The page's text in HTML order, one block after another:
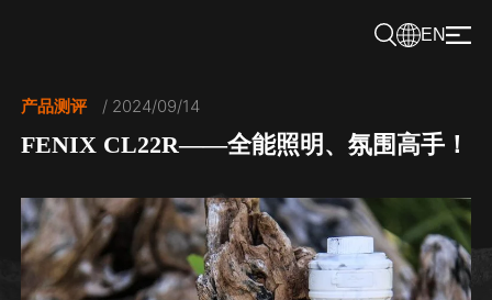
EN
产品测评 / 2024/09/14
FENIX CL22R——全能照明、氛围高手！